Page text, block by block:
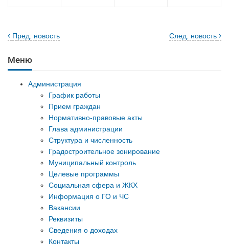
След. новость
Пред. новость
Меню
Администрация
График работы
Прием граждан
Нормативно-правовые акты
Глава администрации
Структура и численность
Градостроительное зонирование
Муниципальный контроль
Целевые программы
Социальная сфера и ЖКХ
Информация о ГО и ЧС
Вакансии
Реквизиты
Сведения о доходах
Контакты